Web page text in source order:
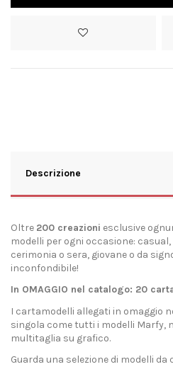
Descrizione
Oltre 200 creazioni esclusive
modelli per ogni occasione:
cerimonia o sera, giovane o da
inconfondibile!
In OMAGGIO nel catalogo: 20
I cartamodelli allegati in omaggio
singola come tutti i modelli Marfy,
multitaglia su grafico.
Guarda una selezione di modelli